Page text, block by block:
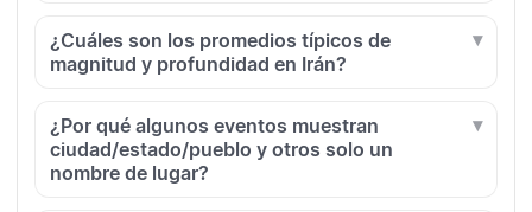
¿Cuáles son los promedios típicos de
magnitud y profundidad en Irán?
¿Por qué algunos eventos muestran
ciudad/estado/pueblo y otros solo un
nombre de lugar?